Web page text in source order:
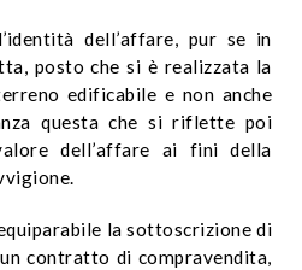
dell’affare, pur se in
posto che si è realizzata la
edificabile e non anche
questa che si riflette poi
dell’affare ai fini della
la sottoscrizione di
contratto di compravendita,